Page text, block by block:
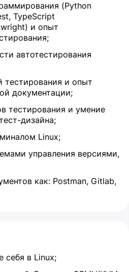
(Python
TypeScript
и опыт
автотестирования
тестирования и опыт
документации;
тестирования и умение
дизайна;
Linux;
управления версиями,
как: Postman, Gitlab,
себя в Linux;